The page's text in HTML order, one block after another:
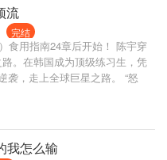
不可能了！ 沈琰凭借对书中剧
机，开始了掠夺之路！
流
完结
食用指南24章后开始！ 陈宇穿
。在韩国成为顶级练习生，凭
袭，走上全球巨星之路。 “怒
我怎么输